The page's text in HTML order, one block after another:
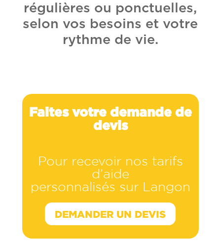
régulières ou ponctuelles,
selon vos besoins et votre
rythme de vie.
Faites votre demande de
devis
Pour recevoir nos tarifs
d’aide
personnalisés sur Langon
DEMANDER UN DEVIS